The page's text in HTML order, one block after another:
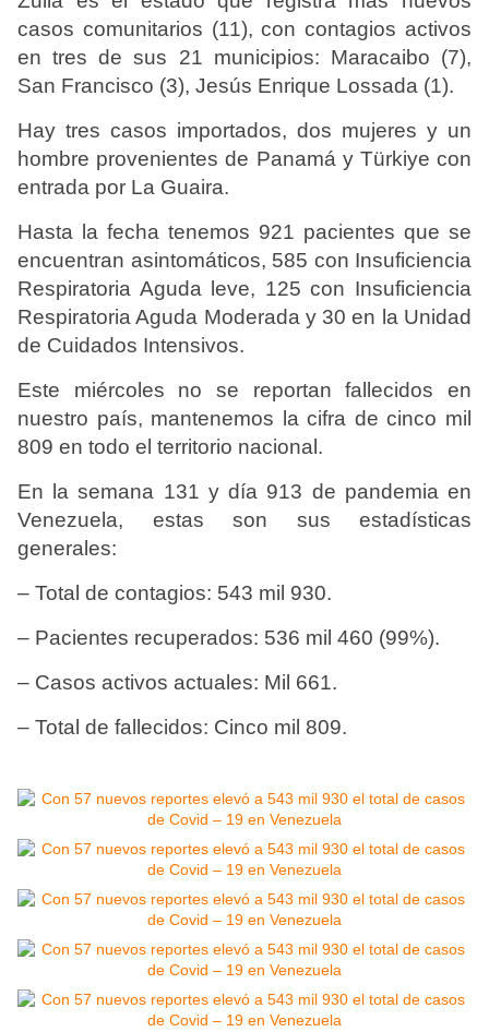
casos comunitarios (11), con contagios activos
en tres de sus 21 municipios: Maracaibo (7),
San Francisco (3), Jesús Enrique Lossada (1).
Hay tres casos importados, dos mujeres y un
hombre provenientes de Panamá y Türkiye con
entrada por La Guaira.
Hasta la fecha tenemos 921 pacientes que se
encuentran asintomáticos, 585 con Insuficiencia
Respiratoria Aguda leve, 125 con Insuficiencia
Respiratoria Aguda Moderada y 30 en la Unidad
de Cuidados Intensivos.
Este miércoles no se reportan fallecidos en
nuestro país, mantenemos la cifra de cinco mil
809 en todo el territorio nacional.
En la semana 131 y día 913 de pandemia en
Venezuela, estas son sus estadísticas
generales:
– Total de contagios: 543 mil 930.
– Pacientes recuperados: 536 mil 460 (99%).
– Casos activos actuales: Mil 661.
– Total de fallecidos: Cinco mil 809.